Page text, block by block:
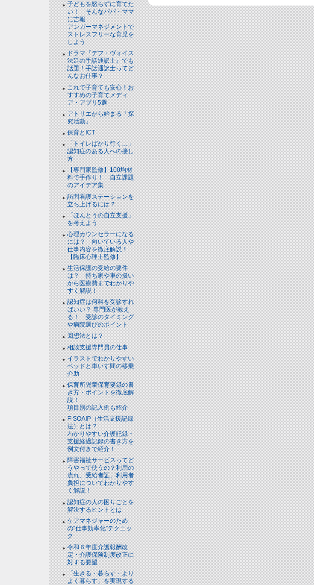
子どもを怒らずに育てた
い！ そんなパパ・ママ
に吉報
アンガーマネジメントで
ストレスフリーな育児を
しよう
ドラマ『デフ・ヴォイス
法廷の手話通訳士』でも
話題！手話通訳士ってど
んなお仕事？
これで子育ても安心！お
すすめの子育てメディ
ア・アプリ5選
アトリエから始まる「探
究活動」
保育とICT
「トイレばかり行く…」
認知症のある人への接し
方
【専門家監修】100均材
料で手作り！ 自立課題
のアイデア集
訪問看護ステーションを
立ち上げるには？
「ほんとうの自立支援」
を考えよう
心理カウンセラーになる
には？ 向いている人や
仕事内容を徹底解説！
【臨床心理士監修】
生活保護の受給の要件
は？ 持ち家や車の扱い
から医療費までわかりや
すく解説！
認知症は何科を受診すれ
ばいい？ 専門医が教え
る！ 受診のタイミング
や病院選びのポイント
回想法とは？
相談支援専門員の仕事
イラストでわかりやすい
ベッドと⾞いす間の移乗
介助
保育所児童保育要録の書
き方・ポイントを徹底解
説！
項目別の記入例も紹介
F-SOAIP（生活支援記録
法）とは？
わかりやすい介護記録・
支援経過記録の書き方を
例文付きで紹介！
障害福祉サービスってど
うやって使うの？利用の
流れ、受給者証、利用者
負担についてわかりやす
く解説！
認知症の人の困りごとを
解決するヒントとは
ケアマネジャーのため
の“仕事効率化”テクニッ
ク
令和６年度介護報酬改
定・介護保険制度改正に
対する要望
「生きる・暮らす・より
よく暮らす」を実現する